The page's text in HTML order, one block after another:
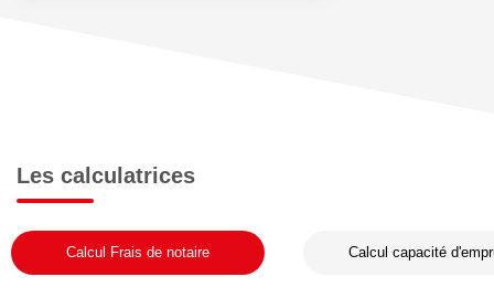
Les calculatrices
Calcul Frais de notaire Calcul capacité